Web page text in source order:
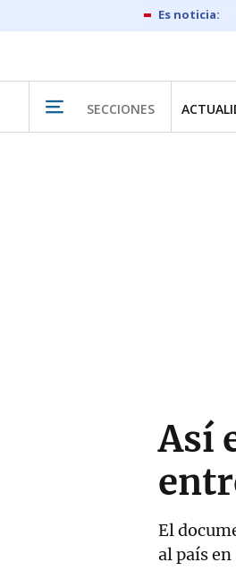
SECCIONES
Así
El
al país